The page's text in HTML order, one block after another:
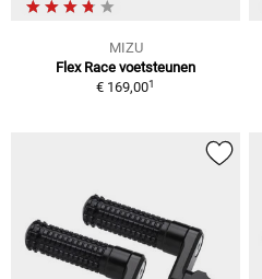
MIZU
Flex Race voetsteunen
€ 169,001